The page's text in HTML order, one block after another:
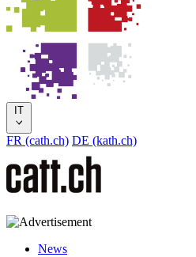
IT
FR (cath.ch) DE (kath.ch)
News